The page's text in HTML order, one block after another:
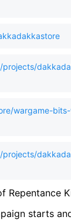
wargame-
Repentance
starts